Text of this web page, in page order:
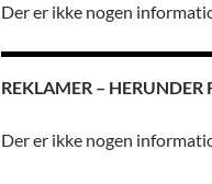
Der er ikke nogen
REKLAMER – HERUNDER
Der er ikke nogen